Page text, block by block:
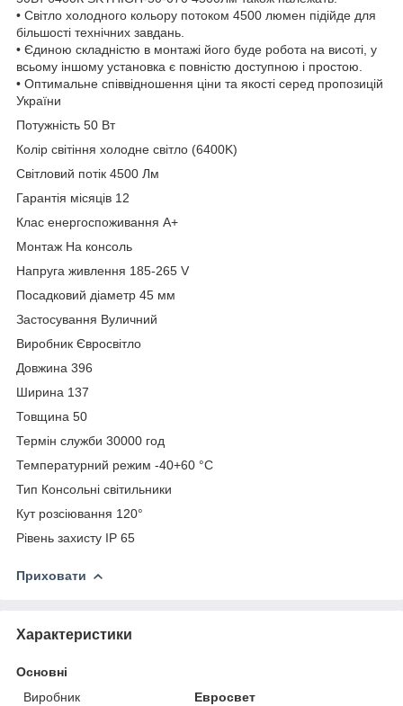
• Світло холодного кольору потоком 4500 люмен підійде для
більшості технічних завдань.
• Єдиною складністю в монтажі його буде робота на висоті, у
всьому іншому установка є повністю доступною і простою.
• Оптимальне співвідношення ціни та якості серед пропозицій
України
Потужність 50 Вт
Колір світіння холодне світло (6400K)
Світловий потік 4500 Лм
Гарантія місяців 12
Клас енергоспоживання A+
Монтаж На консоль
Напруга живлення 185-265 V
Посадковий діаметр 45 мм
Застосування Вуличний
Виробник Євросвітло
Довжина 396
Ширина 137
Товщина 50
Термін служби 30000 год
Температурний режим -40+60 °C
Тип Консольні світильники
Кут розсіювання 120°
Рівень захисту IP 65
Приховати
Характеристики
Основні
Виробник
Евросвет